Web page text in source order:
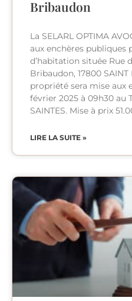
Bribaudon
La SELARL OPTIMA
aux enchères publiques
d’habitation située Rue
Bribaudon, 17800 SAINT
propriété sera mise aux
février 2025 à 09h30 au
SAINTES. Mise à prix
LIRE LA SUITE »